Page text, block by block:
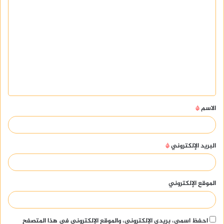
ق
*
الاسم*
البريد الإلكتروني*
الموقع الإلكتروني
احفظ اسمي، بريدي الإلكتروني، والموقع الإلكتروني في هذا المتصفح